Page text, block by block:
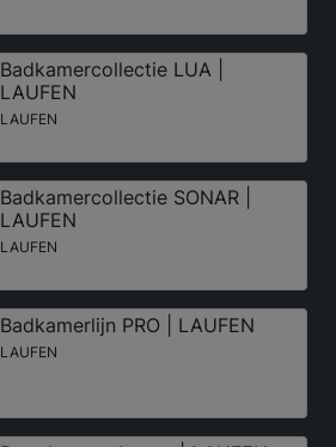
Badkamercollectie LUA |
LAUFEN
LAUFEN
Badkamercollectie SONAR |
LAUFEN
LAUFEN
Badkamerlijn PRO | LAUFEN
LAUFEN